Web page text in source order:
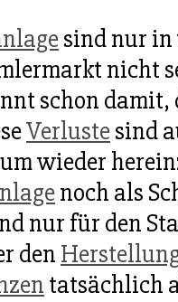
sind nur in
nicht
schon damit,
Verlustesind
wieder
noch als
nur für den
den
tatsächlich